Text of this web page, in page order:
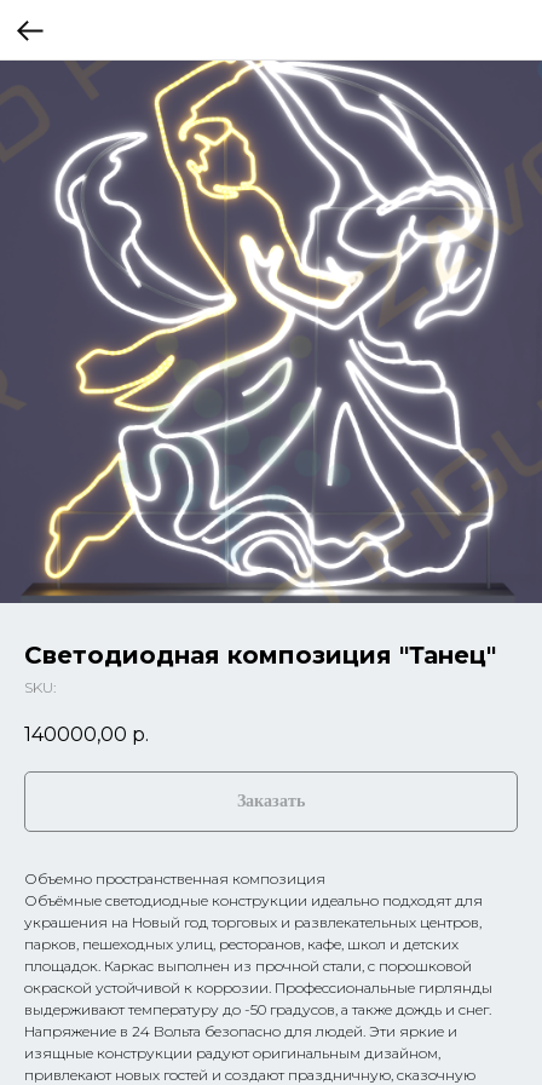
Светодиодная композиция "Танец"
SKU:
140000,00 р.
Заказать
Объемно пространственная композиция
Объёмные светодиодные конструкции идеально подходят для
украшения на Новый год торговых и развлекательных центров,
парков, пешеходных улиц, ресторанов, кафе, школ и детских
площадок. Каркас выполнен из прочной стали, с порошковой
окраской устойчивой к коррозии. Профессиональные гирлянды
выдерживают температуру до -50 градусов, а также дождь и снег.
Напряжение в 24 Вольта безопасно для людей. Эти яркие и
изящные конструкции радуют оригинальным дизайном,
привлекают новых гостей и создают праздничную, сказочную